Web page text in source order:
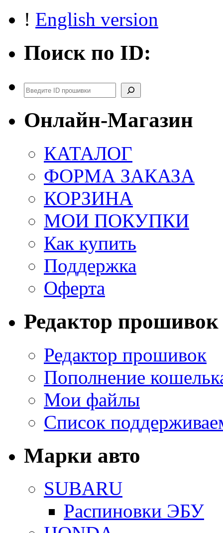
! English version
Поиск по ID:
Поиск
Онлайн-Магазин
КАТАЛОГ
ФОРМА ЗАКАЗА
КОРЗИНА
МОИ ПОКУПКИ
Как купить
Поддержка
Оферта
Редактор прошивок
Редактор прошивок
Пополнение
Мои файлы
Список
Марки авто
SUBARU
Распиновки ЭБУ